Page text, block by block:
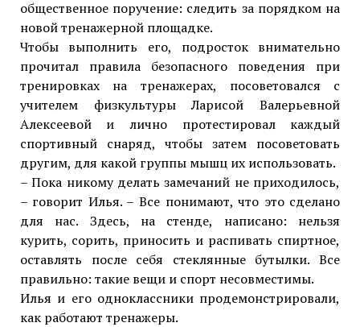
общественное поручение: следить за порядком на
новой тренажерной площадке.
Чтобы выполнить его, подросток внимательно
прочитал правила безопасного поведения при
тренировках на тренажерах, посоветовался с
учителем физкультуры Ларисой Валерьевной
Алексеевой и лично протестировал каждый
спортивный снаряд, чтобы затем посоветовать
другим, для какой группы мышц их использовать.
– Пока никому делать замечаний не приходилось,
– говорит Илья. – Все понимают, что это сделано
для нас. Здесь, на стенде, написано: нельзя
курить, сорить, приносить и распивать спиртное,
оставлять после себя стеклянные бутылки. Все
правильно: такие вещи и спорт несовместимы.
Илья и его одноклассники продемонстрировали,
как работают тренажеры.